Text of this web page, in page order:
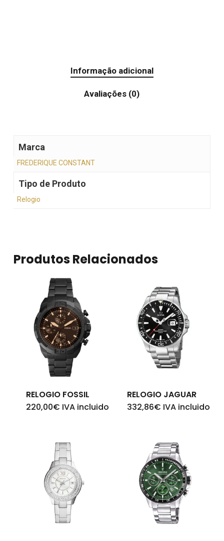
Nenhum produto no
carrinho.
Informação adicional
Avaliações (0)
Marca
FREDERIQUE CONSTANT
Tipo de Produto
Relogio
Produtos Relacionados
RELOGIO FOSSIL
220,00€ IVA incluido
RELOGIO JAGUAR
332,86€ IVA incluido